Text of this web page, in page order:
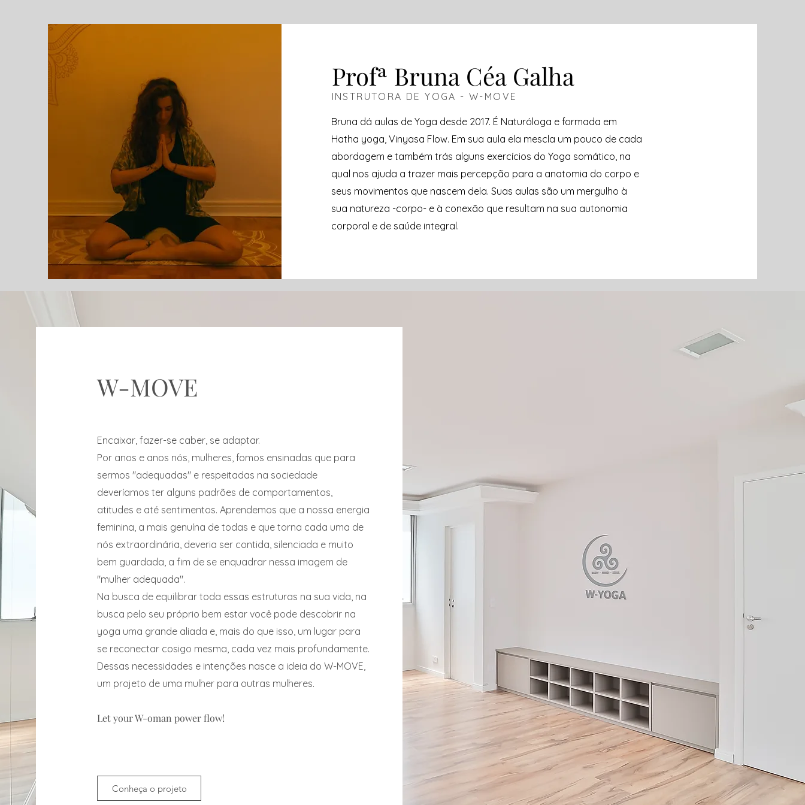
Profª Bruna Céa Galha
INSTRUTORA DE YOGA - W-MOVE
Bruna dá aulas de Yoga desde 2017. É Naturóloga e formada em
Hatha yoga, Vinyasa Flow. Em sua aula ela mescla um pouco de cada
abordagem e também trás alguns exercícios do Yoga somático, na
qual nos ajuda a trazer mais percepção para a anatomia do corpo e
seus movimentos que nascem dela. Suas aulas são um mergulho à
sua natureza -corpo- e à conexão que resultam na sua autonomia
corporal e de saúde integral.
W-MOVE
Encaixar, fazer-se caber, se adaptar.
Por anos e anos nós, mulheres, fomos ensinadas que para
sermos "adequadas" e respeitadas na sociedade
deveríamos ter alguns padrões de comportamentos,
atitudes e até sentimentos. Aprendemos que a nossa energia
feminina, a mais genuína de todas e que torna cada uma de
nós extraordinária, deveria ser contida, silenciada e muito
bem guardada, a fim de se enquadrar nessa imagem de
"mulher adequada".
Na busca de equilibrar toda essas estruturas na sua vida, na
busca pelo seu próprio bem estar você pode descobrir na
yoga uma grande aliada e, mais do que isso, um lugar para
se reconectar cosigo mesma, cada vez mais profundamente.
Dessas necessidades e intenções nasce a ideia do W-MOVE,
um projeto de uma mulher para outras mulheres.
Let your W-oman power flow!
Conheça o projeto